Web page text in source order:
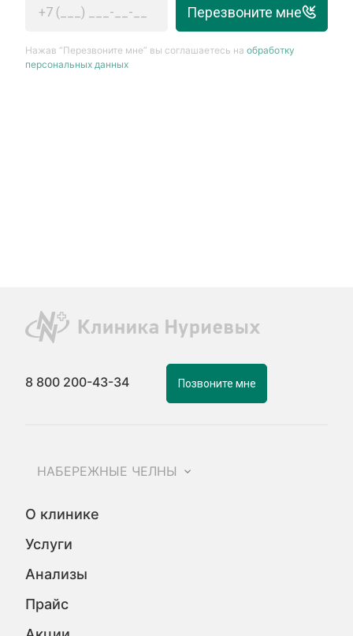
Перезвоните мне
Нажав “Перезвоните мне” вы соглашаетесь наобработку
персональных данных
8 800 200-43-34 Позвоните мне
НАБЕРЕЖНЫЕ ЧЕЛНЫ
О клинике
Услуги
Анализы
Прайс